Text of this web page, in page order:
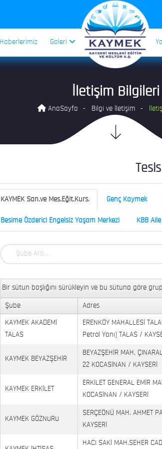
Haberlerimiz Galeri
İletişim Bilgileri
AnaSayfa Bilgi ve İletişim
KAYMEK San.ve Mes.Eğit.Kurs. Genç Kaymek
Besime Özderici Engelsiz Yaşam Merkezi KBB
Bir sütun başlığını sürükleyin ve bu sütuna göre
Şube Adres
KAYMEK AKADEMİ
TALAS
ERENKÖY MAHALLESİ
Petrol Yanı) TALAS /
KAYMEK BEYAZŞEHİR
BEYAZŞEHİR MAH.
22 KOCASİNAN / KAYSERİ
KAYMEK ERKİLET
ERKİLET GENERAL EMİR
KOCASİNAN / KAYSERİ
KAYMEK GÖZNURU
SERÇEÖNÜ MAH. AHMET
KAYSERİ
HACI SAKİ MAH.SEHER